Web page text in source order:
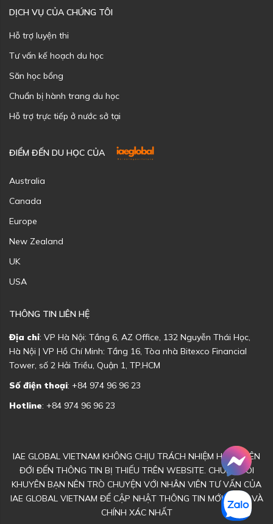
DỊCH VỤ CỦA CHÚNG TÔI
Hỗ trợ luyện thi
Tư vấn kế hoạch du học
Săn học bổng
Chuẩn bị hành trang du học
Hỗ trợ trực tiếp ở nước sở tại
ĐIỂM ĐẾN DU HỌC CỦA
Australia
Canada
Europe
New Zealand
UK
USA
THÔNG TIN LIÊN HỆ
Địa chỉ: VP Hà Nội: Tầng 6, AZ Office, 132 Nguyễn Thái Học,
Hà Nội | VP Hồ Chí Minh: Tầng 16, Tòa nhà Bitexco Financial
Tower, số 2 Hải Triều, Quận 1, TP.HCM
Số điện thoại: +84 974 96 96 23
Hotline: +84 974 96 96 23
IAE GLOBAL VIETNAM KHÔNG CHỊU TRÁCH NHIỆM HOẶC LIÊN
ĐỚI ĐẾN THÔNG TIN BỊ THIẾU TRÊN WEBSITE. CHÚNG TÔI
KHUYÊN BẠN NÊN TRÒ CHUYỆN VỚI NHÂN VIÊN TƯ VẤN CỦA
IAE GLOBAL VIETNAM ĐỂ CẬP NHẬT THÔNG TIN MỚI NHẤT VÀ
CHÍNH XÁC NHẤT